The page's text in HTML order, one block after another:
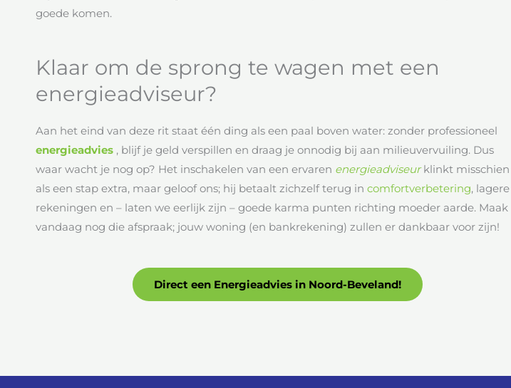
goede komen.
Klaar om de sprong te wagen met een
energieadviseur?
Aan het eind van deze rit staat één ding als een paal boven water: zonder professioneel
energieadvies , blijf je geld verspillen en draag je onnodig bij aan milieuvervuiling. Dus
waar wacht je nog op? Het inschakelen van een ervaren energieadviseurklinkt misschien
als een stap extra, maar geloof ons; hij betaalt zichzelf terug in comfortverbetering, lagere
rekeningen en – laten we eerlijk zijn – goede karma punten richting moeder aarde. Maak
vandaag nog die afspraak; jouw woning (en bankrekening) zullen er dankbaar voor zijn!
Direct een Energieadvies in Noord-Beveland!